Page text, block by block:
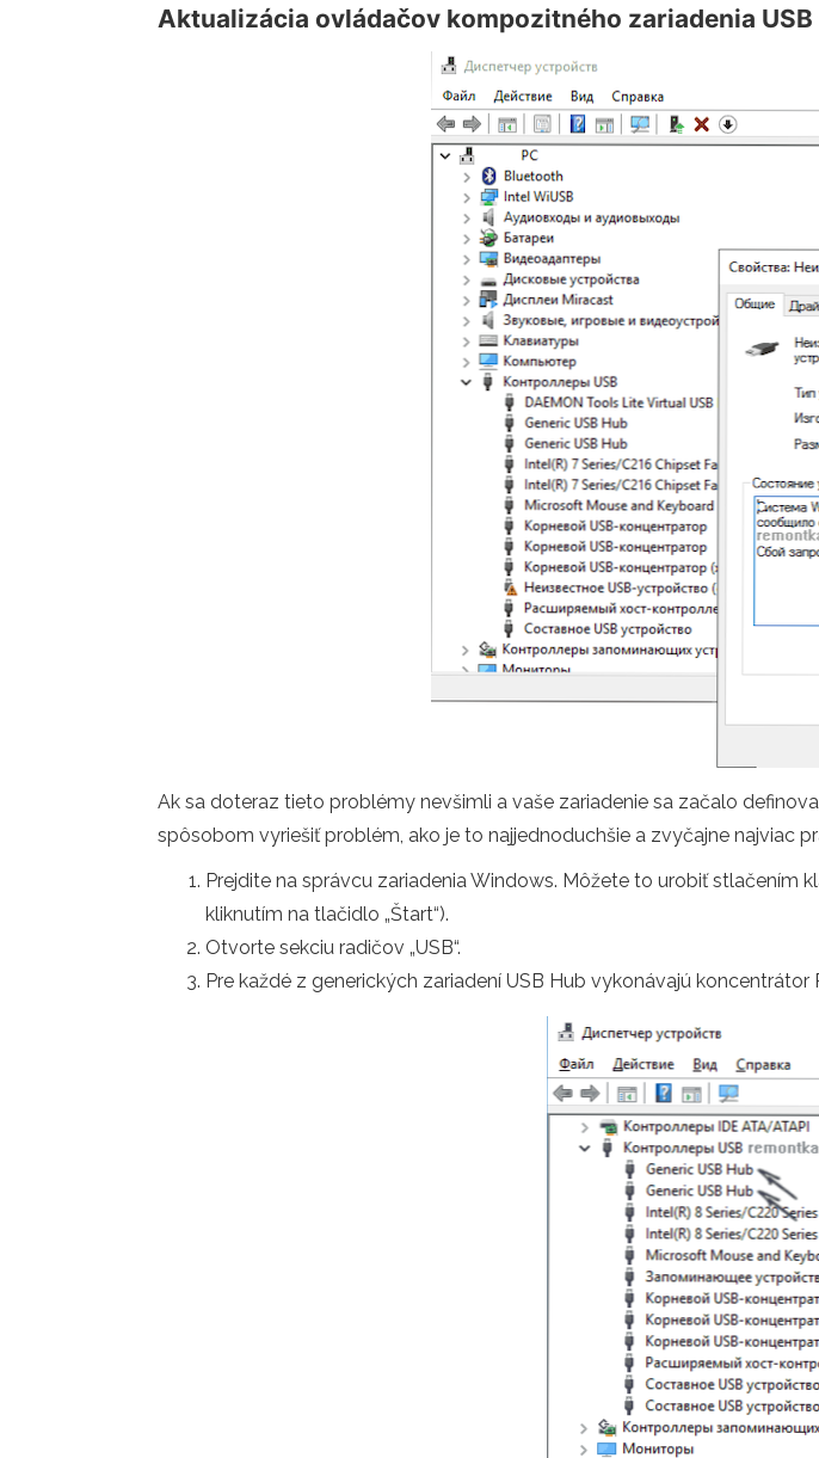
Aktualizácia ovládačov kompozitného zariadenia
Ak sa doteraz tieto problémy nevšimli a vaše zariadenie sa začalo
spôsobom vyriešiť problém, ako je to najjednoduchšie a zvyčajne najviac
Prejdite na správcu zariadenia Windows. Môžete to urobiť stlačením
kliknutím na tlačidlo „Štart“).
Otvorte sekciu radičov „USB“.
Pre každé z generických zariadení USB Hub vykonávajú